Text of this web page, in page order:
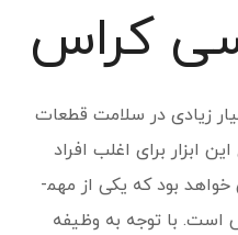
کراس
زیادی در سلامت قطعات
ابزار برای اغلب افراد
آشنا نیست شلگیر اچ سی کراس خواهد بود که یکی از مهم­
با توجه به وظیفه